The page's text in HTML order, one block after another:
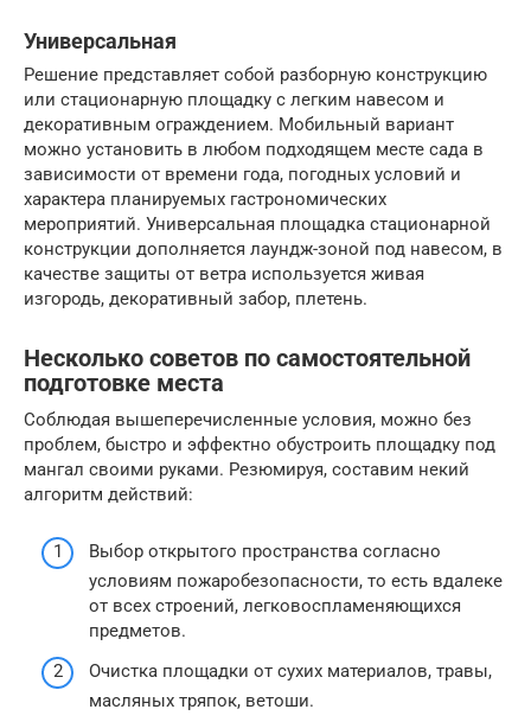
Универсальная
Решение представляет собой разборную конструкцию
или стационарную площадку с легким навесом и
декоративным ограждением. Мобильный вариант
можно установить в любом подходящем месте сада в
зависимости от времени года, погодных условий и
характера планируемых гастрономических
мероприятий. Универсальная площадка стационарной
конструкции дополняется лаундж-зоной под навесом, в
качестве защиты от ветра используется живая
изгородь, декоративный забор, плетень.
Несколько советов по самостоятельной
подготовке места
Соблюдая вышеперечисленные условия, можно без
проблем, быстро и эффектно обустроить площадку под
мангал своими руками. Резюмируя, составим некий
алгоритм действий:
Выбор открытого пространства согласно
условиям пожаробезопасности, то есть вдалеке
от всех строений, легковоспламеняющихся
предметов.
Очистка площадки от сухих материалов, травы,
масляных тряпок, ветоши.